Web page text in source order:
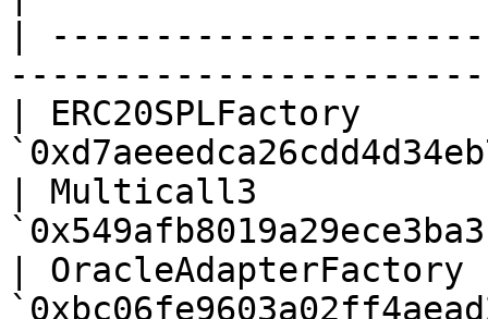
|
| ERC20SPLFactory
| Multicall3
|